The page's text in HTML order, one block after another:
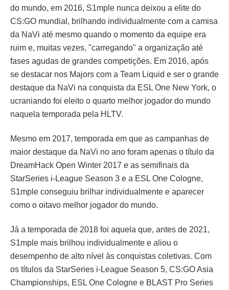
do mundo, em 2016, S1mple nunca deixou a elite do
CS:GO mundial, brilhando individualmente com a camisa
da NaVi até mesmo quando o momento da equipe era
ruim e, muitas vezes, "carregando" a organização até
fases agudas de grandes competições. Em 2016, após
se destacar nos Majors com a Team Liquid e ser o grande
destaque da NaVi na conquista da ESL One New York, o
ucraniando foi eleito o quarto melhor jogador do mundo
naquela temporada pela HLTV.
Mesmo em 2017, temporada em que as campanhas de
maior destaque da NaVi no ano foram apenas o título da
DreamHack Open Winter 2017 e as semifinais da
StarSeries i-League Season 3 e a ESL One Cologne,
S1mple conseguiu brilhar individualmente e aparecer
como o oitavo melhor jogador do mundo.
Já a temporada de 2018 foi aquela que, antes de 2021,
S1mple mais brilhou individualmente e aliou o
desempenho de alto nível às conquistas coletivas. Com
os títulos da StarSeries i-League Season 5, CS:GO Asia
Championships, ESL One Cologne e BLAST Pro Series